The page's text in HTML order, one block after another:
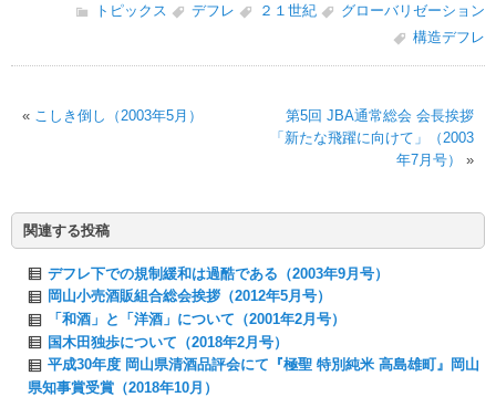
トピックス デフレ ２１世紀
グローバリゼーション
構造デフレ
« こしき倒し（2003年5月）
第5回 JBA通常総会 会長挨拶
「新たな飛躍に向けて」（2003
年7月号）
»
関連する投稿
デフレ下での規制緩和は過酷である（2003年9月号）
岡山小売酒販組合総会挨拶（2012年5月号）
「和酒」と「洋酒」について（2001年2月号）
国木田独歩について（2018年2月号）
平成30年度 岡山県清酒品評会にて『極聖 特別純米 高島雄町』岡山
県知事賞受賞（2018年10月）